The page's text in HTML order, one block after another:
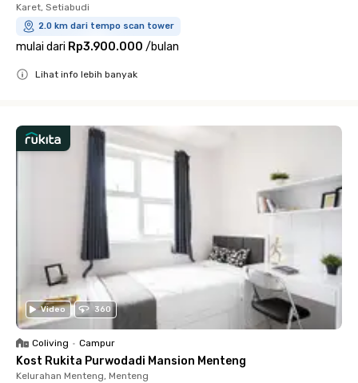
Karet, Setiabudi
2.0 km dari tempo scan tower
mulai dari Rp3.900.000 /bulan
Lihat info lebih banyak
Video 360
Coliving • Campur
Kost Rukita Purwodadi Mansion Menteng
Kelurahan Menteng, Menteng